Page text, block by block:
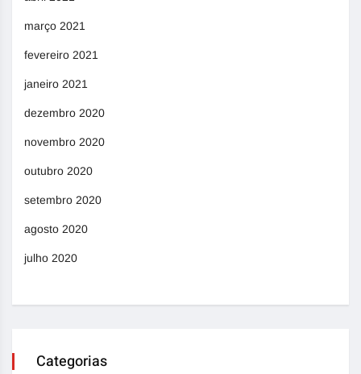
março 2021
fevereiro 2021
janeiro 2021
dezembro 2020
novembro 2020
outubro 2020
setembro 2020
agosto 2020
julho 2020
Categorias